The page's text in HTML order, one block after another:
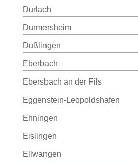
Durlach
Durmersheim
Dußlingen
Eberbach
Ebersbach an der Fils
Eggenstein-Leopoldshafen
Ehningen
Eislingen
Ellwangen